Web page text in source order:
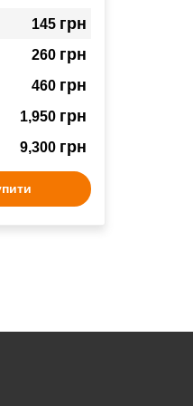
145 грн
260 грн
460 грн
1,950 грн
9,300 грн